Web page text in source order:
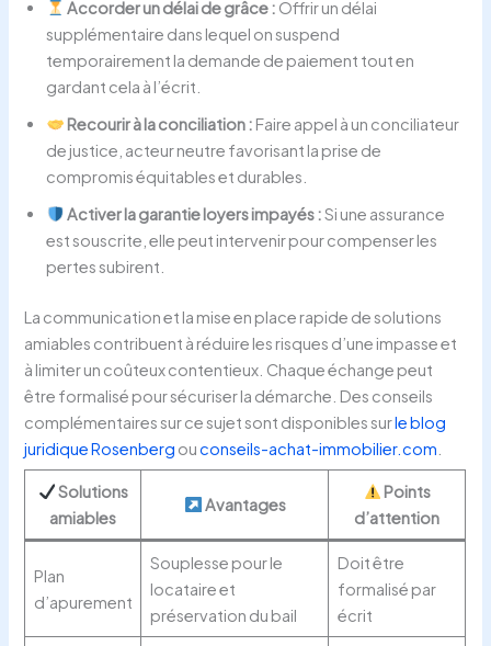
Accorder un délai de grâce : Offrir un délai
supplémentaire dans lequel on suspend
temporairement la demande de paiement tout en
gardant cela à l’écrit.
Recourir à la conciliation : Faire appel à un conciliateur
de justice, acteur neutre favorisant la prise de
compromis équitables et durables.
Activer la garantie loyers impayés :Si une assurance
est souscrite, elle peut intervenir pour compenser les
pertes subirent.
La communication et la mise en place rapide de solutions
amiables contribuent à réduire les risques d’une impasse et
à limiter un coûteux contentieux. Chaque échange peut
être formalisé pour sécuriser la démarche. Des conseils
complémentaires sur ce sujet sont disponibles surle blog
juridique Rosenberg ouconseils-achat-immobilier.com
Solutions
amiables
Avantages
Points
d’attention
Plan
d’apurement
Souplesse pour le
locataire et
préservation du bail
Doit être
formalisé par
écrit